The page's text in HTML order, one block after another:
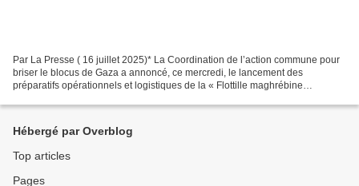
Par La Presse ( 16 juillet 2025)* La Coordination de l’action commune pour
briser le blocus de Gaza a annoncé, ce mercredi, le lancement des
préparatifs opérationnels et logistiques de la « Flottille maghrébine
Hébergé par Overblog
Top articles
Pages